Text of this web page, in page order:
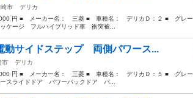
崎市
デリカ
円 ■ メーカー名： 三菱 ■ 車種名： デリカＤ：２ ■ グレー
ケージ フルハイブリッド車 衝突被...
サイドステップ 両側パワース...
市
デリカ
円 ■ メーカー名： 三菱 ■ 車種名： デリカＤ：５ ■ グレー
スライドドア パワーバックドア パ...